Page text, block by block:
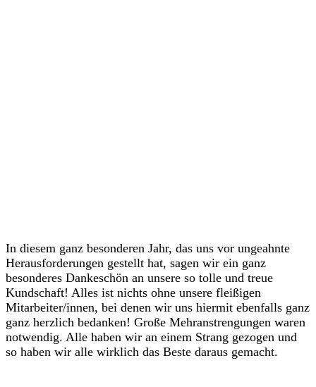
In diesem ganz besonderen Jahr, das uns vor ungeahnte
Herausforderungen gestellt hat, sagen wir ein ganz
besonderes Dankeschön an unsere so tolle und treue
Kundschaft! Alles ist nichts ohne unsere fleißigen
Mitarbeiter/innen, bei denen wir uns hiermit ebenfalls ganz
ganz herzlich bedanken! Große Mehranstrengungen waren
notwendig. Alle haben wir an einem Strang gezogen und
so haben wir alle wirklich das Beste daraus gemacht.